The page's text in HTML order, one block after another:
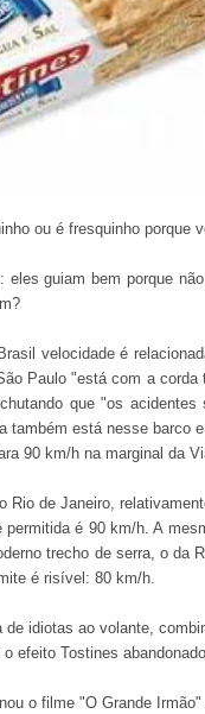
ou é fresquinho porque
guiam bem porque
velocidade é
Paulo "está com a
que "os
também está nesse barco
90 km/h na marginal da
Rio de Janeiro,
é 90 km/h. A
trecho de serra, o da
é risível: 80 km/h.
idiotas ao volante,
efeito Tostines
o filme "O Grande